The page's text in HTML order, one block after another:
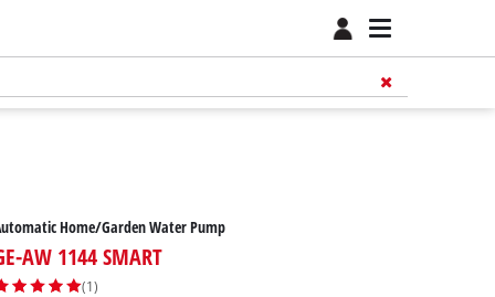
Home/Garden Water Pump
AW 1144 SMART
(1)